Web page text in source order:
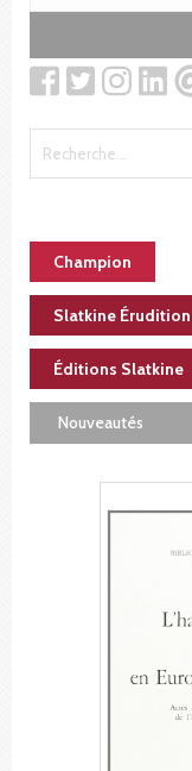
Champion
Slatkine
Éditions Slatkine
Nouveautés